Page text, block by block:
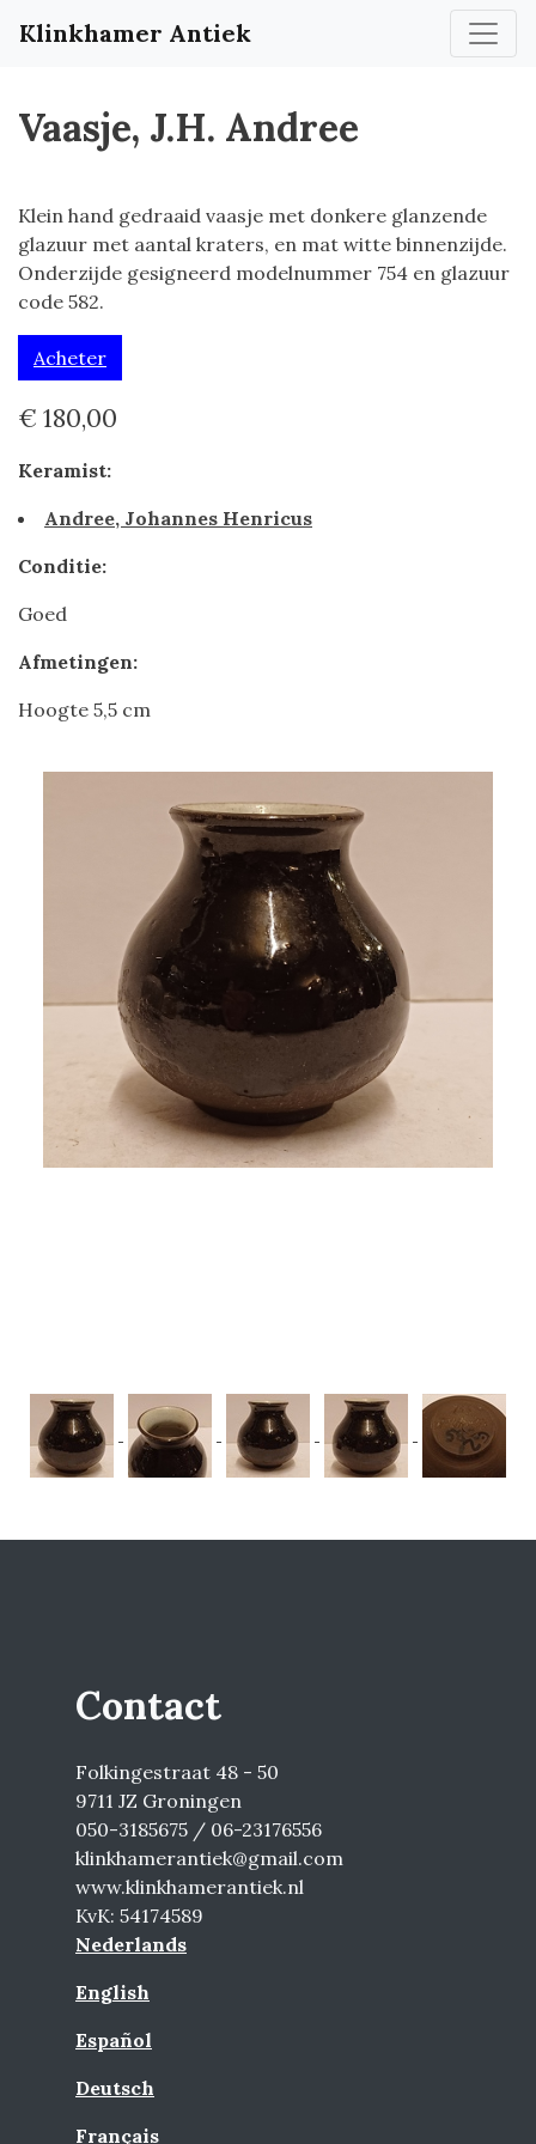
Klinkhamer Antiek
Vaasje, J.H. Andree
Klein hand gedraaid vaasje met donkere glanzende
glazuur met aantal kraters, en mat witte binnenzijde.
Onderzijde gesigneerd modelnummer 754 en glazuur
code 582.
Acheter
€ 180,00
Keramist:
Andree, Johannes Henricus
Conditie:
Goed
Afmetingen:
Hoogte 5,5 cm
Contact
Folkingestraat 48 - 50
9711 JZ Groningen
050-3185675 / 06-23176556
klinkhamerantiek@gmail.com
www.klinkhamerantiek.nl
KvK: 54174589
Nederlands
English
Español
Deutsch
Français